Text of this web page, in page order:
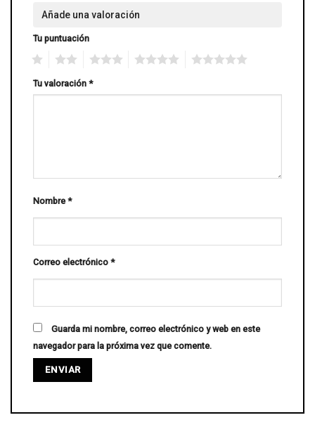
Añade una valoración
Tu puntuación
Tu valoración *
Nombre*
Correo electrónico *
Guarda mi nombre, correo electrónico y web en este
navegador para la próxima vez que comente.